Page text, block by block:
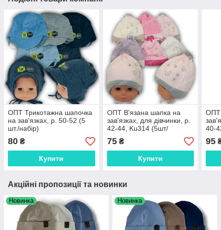
ОПТ Трикотажна шапочка
на зав'язках, р. 50-52 (5
шт./набір)
80 ₴
Купити
ОПТ В'язана шапка на
зав'язках, для дівчинки, р.
42-44, Ku314 (5шт/
паковання)
75₴
Купити
ОПТ
40-
95
Акційні пропозиції та новинки
Новинка Новинка